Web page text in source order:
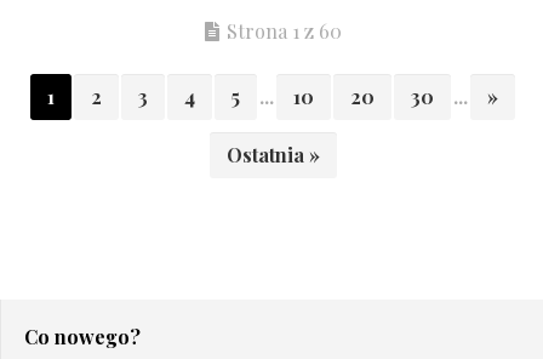
Strona 1 z 60
1 2 3 4 5 ... 10 20 30 ... »
Ostatnia »
Co nowego?